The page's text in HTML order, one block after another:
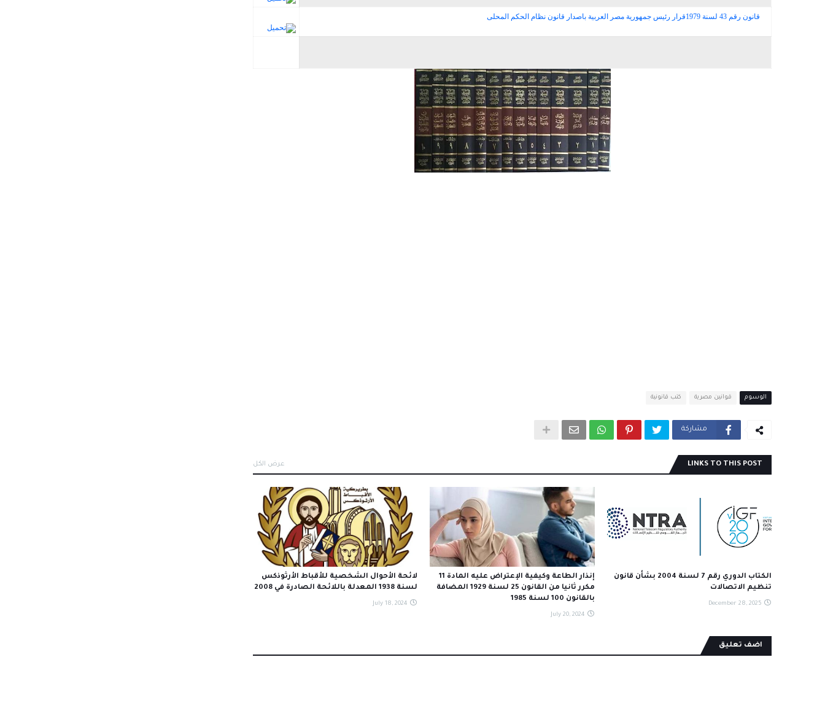
قانون رقم 43 لسنة 1979قرار رئيس جمهورية مصر العربية باصدار قانون نظام الحكم المحلى
الوسوم قوانين مصرية كتب قانونية
مشاركة
LINKS TO THIS POST عرض الكل
الكتاب الدوري رقم 7 لسنة 2004 بشأن قانون
تنظيم الاتصالات
December 28, 2025
إنذار الطاعة وكيفية الإعتراض عليه المادة 11
مكرر ثانيا من القانون 25 لسنة 1929 المضافة
بالقانون 100 لسنة 1985
July 20, 2024
لائحة الأحوال الشخصية للأقباط الأرثوذكس
لسنة 1938 المعدلة باللائحة الصادرة في 2008
July 18, 2024
اضف تعليق